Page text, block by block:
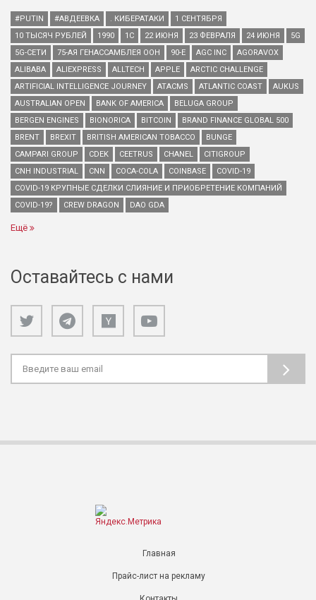
#PUTIN #АВДЕЕВКА . КИБЕРАТАКИ
1 СЕНТЯБРЯ
10 ТЫСЯЧ РУБЛЕЙ
1990 1С 22 ИЮНЯ 23 ФЕВРАЛЯ 24 ИЮНЯ
5G
5G-СЕТИ
75-АЯ ГЕНАССАМБЛЕЯ ООН 90-Е AGC INC
AGORAVOX
ALIBABA
ALIEXPRESS ALLTECH APPLE
ARCTIC CHALLENGE
ARTIFICIAL INTELLIGENCE JOURNEY
ATACMS ATLANTIC COAST
AUKUS
AUSTRALIAN OPEN
BANK OF AMERICA
BELUGA GROUP
BERGEN ENGINES
BIONORICA BITCOIN
BRAND FINANCE GLOBAL 500
BRENT
BREXIT BRITISH AMERICAN TOBACCO
BUNGE
CAMPARI GROUP
CDEK CEETRUS CHANEL
CITIGROUP
CNH INDUSTRIAL
CNN COCA-COLA COINBASE
COVID-19
COVID-19 КРУПНЫЕ СДЕЛКИ СЛИЯНИЕ И ПРИОБРЕТЕНИЕ КОМПАНИЙ
COVID-19?
CREW DRAGON DAO GDA
Ещё
Оставайтесь с нами
Главная
Прайс-лист на рекламу